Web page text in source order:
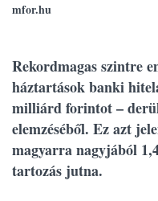
mfor.hu
Rekordmagas szintre
háztartások banki
milliárd forintot –
elemzéséből. Ez azt
magyarra nagyjából
tartozás jutna.